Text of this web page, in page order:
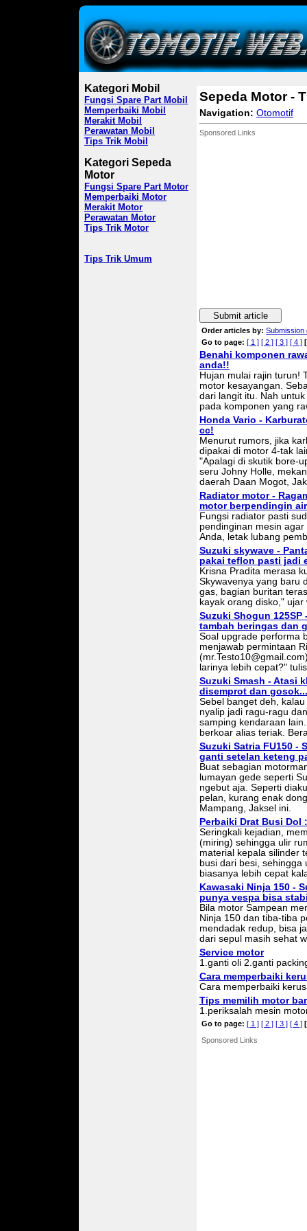
Kategori Mobil
Fungsi Spare Part Mobil
Memperbaiki Mobil
Merakit Mobil
Perawatan Mobil
Tips Trik Mobil
Kategori Sepeda
Motor
Fungsi Spare Part Motor
Memperbaiki Motor
Merakit Motor
Perawatan Motor
Tips Trik Motor
Tips Trik Umum
Sepeda Motor -
Navigation: Otomotif
Sponsored Links
Submit article
Order articles by: Submission
Go to page: [ 1 ] [ 2 ] [ 3 ] [ 4 ]
Benahi komponen
anda!!
Hujan mulai rajin turun!
motor kesayangan.
dari langit itu. Nah
pada komponen yang
Honda Vario -
cc!
Menurut rumors, jika
dipakai di motor 4-tak
"Apalagi di skutik bore-
seru Johny Holle,
daerah Daan Mogot,
Radiator motor -
motor berpendingin
Fungsi radiator pasti
pendinginan mesin
Anda, letak lubang
Suzuki skywave -
pakai teflon pasti jadi
Krisna Pradita merasa
Skywavenya yang baru
gas, bagian buritan
kayak orang disko,"
Suzuki Shogun
tambah beringas dan
Soal upgrade performa
menjawab permintaan
larinya lebih cepat?"
Suzuki Smash - Atasi
disemprot dan gosok...
Sebel banget deh,
nyalip jadi ragu-ragu
samping kendaraan
berkoar alias teriak.
Suzuki Satria FU150 -
ganti setelan keteng
Buat sebagian
lumayan gede seperti
ngebut aja. Seperti
pelan, kurang enak
Mampang, Jaksel ini.
Perbaiki Drat Busi Dol
Seringkali kejadian,
(miring) sehingga ulir
material kepala silinder
busi dari besi, sehingga
biasanya lebih cepat
Kawasaki Ninja 150 -
punya vespa bisa
Bila motor Sampean
Ninja 150 dan tiba-tiba
mendadak redup, bisa
dari sepul masih sehat
Service motor
1.ganti oli 2.ganti
Cara memperbaiki
Cara memperbaiki
Tips memilih motor
1.periksalah mesin
Go to page: [ 1 ] [ 2 ] [ 3 ] [ 4 ]
Sponsored Links